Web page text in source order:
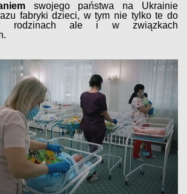
swojego państwa na Ukrainie
fabryki dzieci, w tym nie tylko te do
rodzinach ale i w związkach